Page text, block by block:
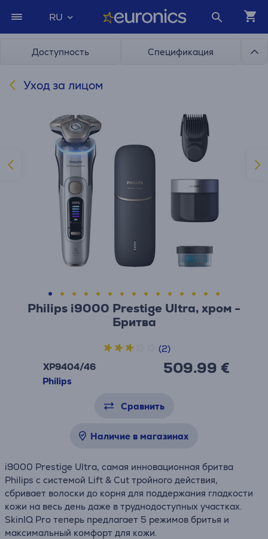
RU
Доступность Спецификация
Уход за лицом
Philips i9000 Prestige Ultra, хром -
Бритва
XP9404/46
Philips
509.99 €
(2)
Сравнить
Наличие в магазинах
i9000 Prestige Ultra, самая инновационная бритва
Philips с системой Lift & Cut тройного действия,
сбривает волоски до корня для поддержания гладкости
кожи на весь день даже в труднодоступных участках.
SkinIQ Pro теперь предлагает 5 режимов бритья и
максимальный комфорт для кожи.